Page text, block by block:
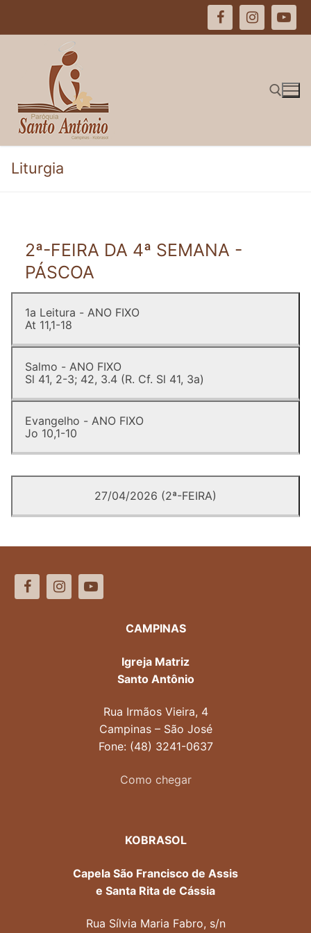
Pesquisar por:
Liturgia
2ª-FEIRA DA 4ª SEMANA -
PÁSCOA
1a Leitura - ANO FIXO
At 11,1-18
Salmo - ANO FIXO
Sl 41, 2-3; 42, 3.4 (R. Cf. Sl 41, 3a)
Evangelho - ANO FIXO
Jo 10,1-10
27/04/2026 (2ª-FEIRA)
CAMPINAS
Igreja Matriz
Santo Antônio
Rua Irmãos Vieira, 4
Campinas – São José
Fone: (48) 3241-0637
Como chegar
KOBRASOL
Capela São Francisco de Assis
e Santa Rita de Cássia
Rua Sílvia Maria Fabro, s/n